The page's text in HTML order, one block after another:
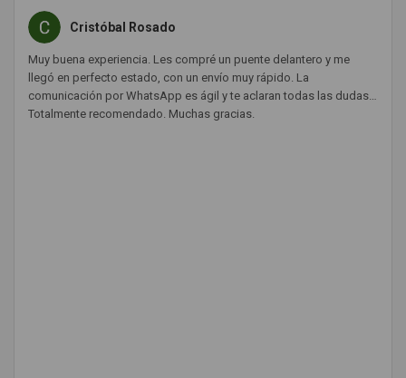
Cristóbal Rosado
Muy buena experiencia. Les compré un puente delantero y me
llegó en perfecto estado, con un envío muy rápido. La
comunicación por WhatsApp es ágil y te aclaran todas las dudas.
Totalmente recomendado. Muchas gracias.